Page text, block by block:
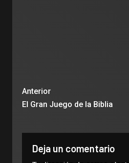
Anterior
El Gran Juego de la Biblia
Deja un comentario